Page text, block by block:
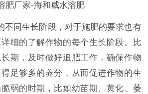
肥厂家-海和威水溶肥
不同生长阶段，对于施肥的要求也有
细的了解作物的每个生长阶段。比
期，及时做好追肥工作，确保作物
足够多的养分，从而促进作物的生
弱的时期，比如幼苗期、黄化、萎